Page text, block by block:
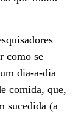
como se
dia-a-dia
comida, que,
sucedida (a